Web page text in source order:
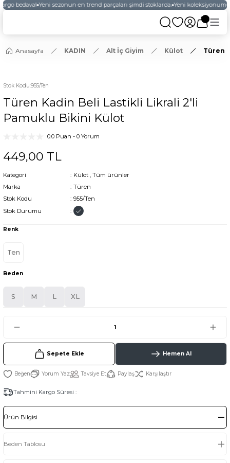
bedava! Yeni sezonun en trend parçaları şimdi stoklarda. Yeni
Anasayfa KADIN Alt İç Giyim Külot Türen
Stok Kodu:955/Ten
Türen Kadin Beli Lastikli Likrali 2'li
Pamuklu Bikini Külot
0.0 Puan - 0 Yorum
449,00 TL
Kategori Külot , Tüm ürünler
Marka
Türen
Stok Kodu
955/Ten
Stok Durumu
Renk
Ten
Beden
S M L XL
Sepete Ekle Hemen Al
Yorum Yaz Tavsiye Et Paylaş Karşılaştır
Tahmini Kargo Süresi :
Ürün Bilgisi
Beden Tablosu